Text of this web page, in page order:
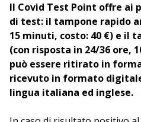
Il Covid Test Point offre ai
di test: il tampone rapido
15 minuti, costo: 40 €) e il
(con risposta in 24/36 ore,
può essere ritirato in
ricevuto in formato
lingua italiana ed inglese.